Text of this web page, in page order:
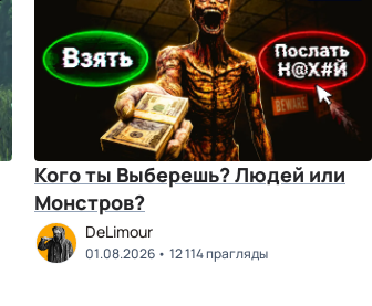
Кого ты Выберешь? Людей или
Монстров?
DeLimour
01.08.2026 12 114 прагляды